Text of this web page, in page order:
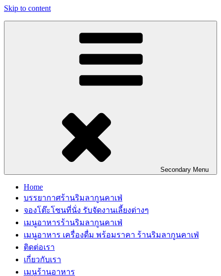
Skip to content
Secondary Menu
Home
บรรยากาศร้านริมลากูนคาเฟ่
จองโต๊ะโซนที่นั่ง รับจัดงานเลี้ยงต่างๆ
เมนูอาหารร้านริมลากูนคาเฟ่
เมนูอาหาร เครื่องดื่ม พร้อมราคา ร้านริมลากูนคาเฟ่
ติดต่อเรา
เกี่ยวกับเรา
เมนูร้านอาหาร